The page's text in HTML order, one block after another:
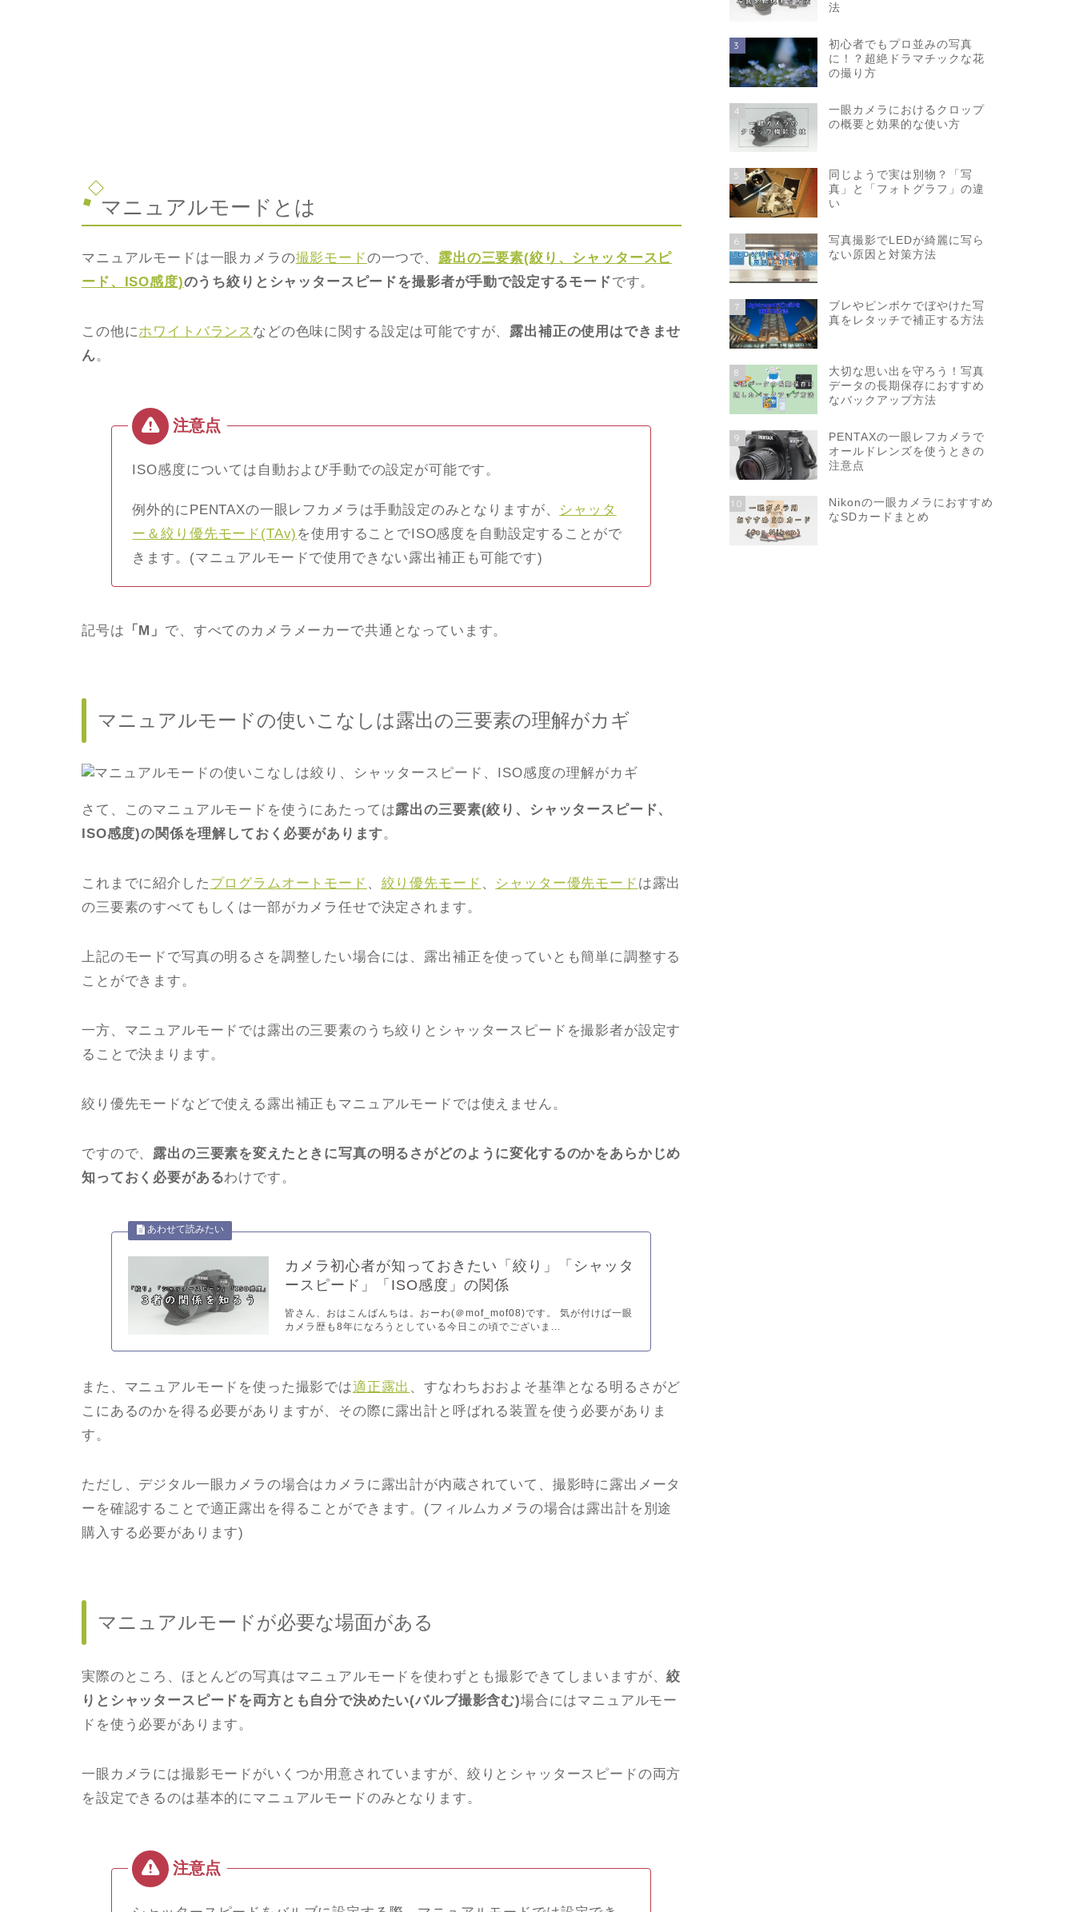
マニュアルモードとは
マニュアルモードは一眼カメラの撮影モードの一つで、 露出の三要素(絞り、シャッタースピ
ード、ISO感度)のうち絞りとシャッタースピードを撮影者が手動で設定するモードです。
この他にホワイトバランス などの色味に関する設定は可能ですが、 露出補正の使用はできませ
ん。
ISO感度については自動および手動での設定が可能です。
例外的にPENTAXの一眼レフカメラは手動設定のみとなりますが、 シャッタ
ー＆絞り優先モード(TAv) を使用することでISO感度を自動設定することがで
きます。(マニュアルモードで使用できない露出補正も可能です)
記号は 「M」 で、すべてのカメラメーカーで共通となっています。
マニュアルモードの使いこなしは露出の三要素の理解がカギ
さて、このマニュアルモードを使うにあたっては露出の三要素(絞り、シャッタースピード、
ISO感度)の関係を理解しておく必要があります。
これまでに紹介した プログラムオートモード 絞り優先モード シャッター優先モード は露出
の三要素のすべてもしくは一部がカメラ任せで決定されます。
上記のモードで写真の明るさを調整したい場合には、露出補正を使っていとも簡単に調整する
ことができます。
一方、マニュアルモードでは露出の三要素のうち絞りとシャッタースピードを撮影者が設定す
ることで決まります。
絞り優先モードなどで使える露出補正もマニュアルモードでは使えません。
ですので、 露出の三要素を変えたときに写真の明るさがどのように変化するのかをあらかじめ
知っておく必要があるわけです。
カメラ初心者が知っておきたい「絞り」「シャッタ
ースピード」「ISO感度」の関係
皆さん、おはこんばんちは。おーわ(＠mof_mof08)です。 気が付けば一眼
カメラ歴も8年になろうとしている今日この頃でございま...
また、マニュアルモードを使った撮影では適正露出 、すなわちおおよそ基準となる明るさがど
こにあるのかを得る必要がありますが、その際に露出計と呼ばれる装置を使う必要がありま
す。
ただし、デジタル一眼カメラの場合はカメラに露出計が内蔵されていて、撮影時に露出メータ
ーを確認することで適正露出を得ることができます。(フィルムカメラの場合は露出計を別途
購入する必要があります)
マニュアルモードが必要な場面がある
実際のところ、ほとんどの写真はマニュアルモードを使わずとも撮影できてしまいますが、絞
りとシャッタースピードを両方とも自分で決めたい(バルブ撮影含む)場合にはマニュアルモー
ドを使う必要があります。
一眼カメラには撮影モードがいくつか用意されていますが、絞りとシャッタースピードの両方
を設定できるのは基本的にマニュアルモードのみとなります。
法
3
初心者でもプロ並みの写真
に！？超絶ドラマチックな花
の撮り方
4
一眼カメラにおけるクロップ
の概要と効果的な使い方
5
同じようで実は別物？「写
真」と「フォトグラフ」の違
い
6
写真撮影でLEDが綺麗に写ら
ない原因と対策方法
7
ブレやピンボケでぼやけた写
真をレタッチで補正する方法
8
大切な思い出を守ろう！写真
データの長期保存におすすめ
なバックアップ方法
9
PENTAXの一眼レフカメラで
オールドレンズを使うときの
注意点
10
Nikonの一眼カメラにおすすめ
なSDカードまとめ